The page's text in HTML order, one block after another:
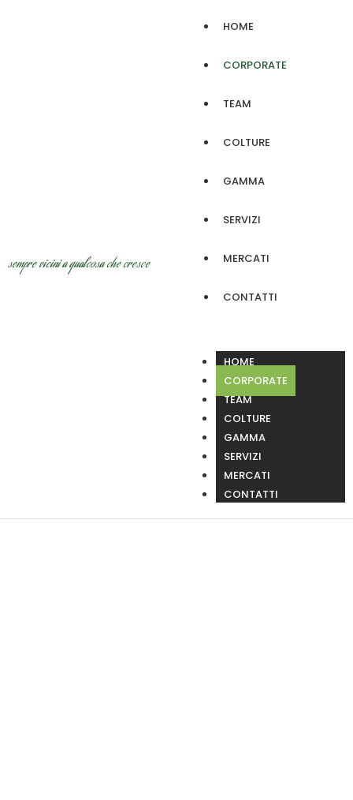
sempre vicini a qualcosa che cresce
HOME
CORPORATE
TEAM
COLTURE
GAMMA
SERVIZI
MERCATI
CONTATTI
HOME
CORPORATE
TEAM
COLTURE
GAMMA
SERVIZI
MERCATI
CONTATTI